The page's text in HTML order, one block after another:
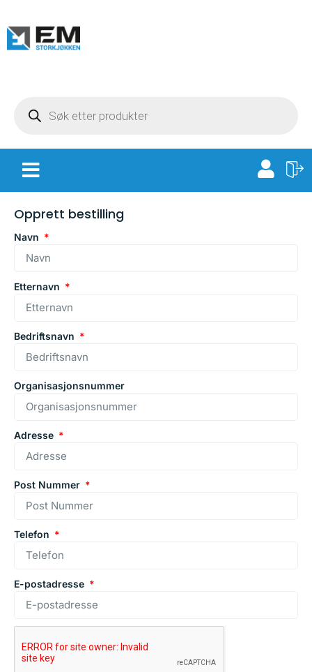
Opprett bestilling
Navn
Etternavn
Bedriftsnavn
Organisasjonsnummer
Adresse
Post Nummer
Telefon
E-postadresse